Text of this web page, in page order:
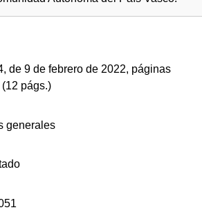
de 9 de febrero de 2022, páginas
(12 págs.)
generales